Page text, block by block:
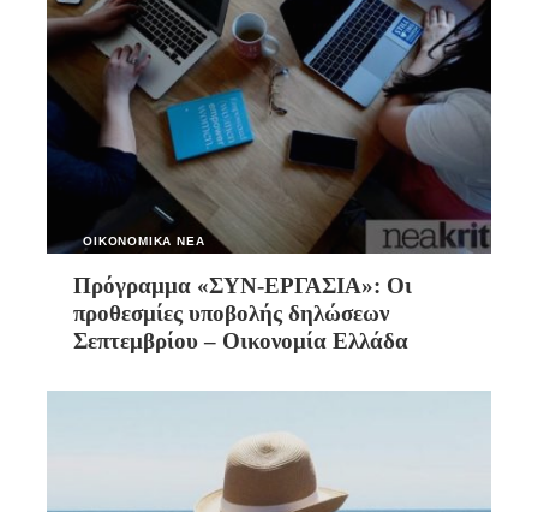
ΟΙΚΟΝΟΜΙΚΑ ΝΕΑ
Πρόγραμμα «ΣΥΝ-ΕΡΓΑΣΙΑ»: Οι
προθεσμίες υποβολής δηλώσεων
Σεπτεμβρίου – Οικονομία Ελλάδα